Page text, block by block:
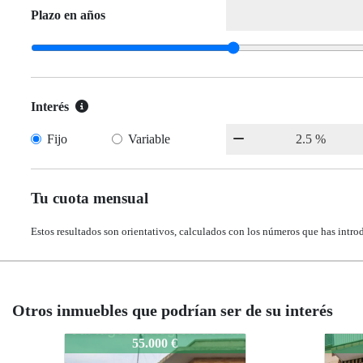
Plazo en años
Interés
Fijo Variable
Tu cuota mensual
Estos resultados son orientativos, calculados con los números que has
Otros inmuebles que podrían ser de su interés
57.000 € 573-
57.000 € 573-